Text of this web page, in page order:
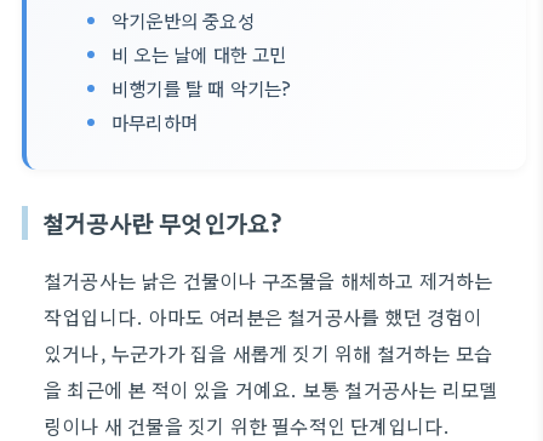
악기운반의 중요성
비 오는 날에 대한 고민
비행기를 탈 때 악기는?
마무리하며
철거공사란 무엇인가요?
철거공사는 낡은 건물이나 구조물을 해체하고 제거하는
작업입니다. 아마도 여러분은 철거공사를 했던 경험이
있거나, 누군가가 집을 새롭게 짓기 위해 철거하는 모습
을 최근에 본 적이 있을 거예요. 보통 철거공사는 리모델
링이나 새 건물을 짓기 위한 필수적인 단계입니다.